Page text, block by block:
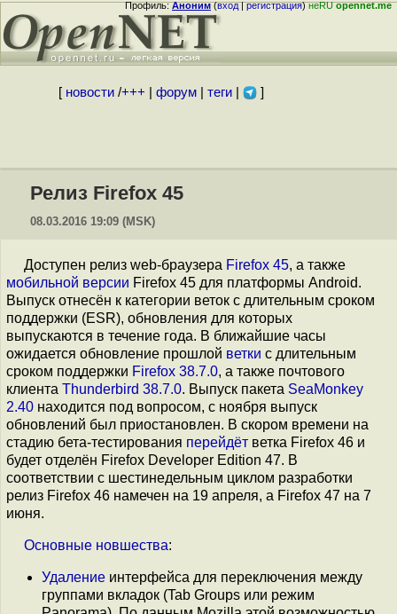
Профиль:Аноним(вход|регистрация)неRUopennet.me
[ новости/+++ форум| теги| ]
Релиз Firefox 45
08.03.2016 19:09 (MSK)
Доступен релиз web-браузера Firefox 45, а также
мобильной версии Firefox 45 для платформы Android.
Выпуск отнесён к категории веток с длительным сроком
поддержки (ESR), обновления для которых
выпускаются в течение года. В ближайшие часы
ожидается обновление прошлой ветки с длительным
сроком поддержки Firefox 38.7.0, а также почтового
клиента Thunderbird 38.7.0. Выпуск пакета SeaMonkey
2.40 находится под вопросом, c ноября выпуск
обновлений был приостановлен. В скором времени на
стадию бета-тестирования перейдёт ветка Firefox 46 и
будет отделён Firefox Developer Edition 47. В
соответствии с шестинедельным циклом разработки
релиз Firefox 46 намечен на 19 апреля, а Firefox 47 на 7
июня.
Основные новшества:
Удаление интерфейса для переключения между
группами вкладок (Tab Groups или режим